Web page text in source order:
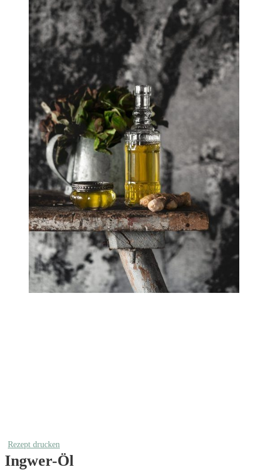
Rezept drucken
Ingwer-Öl